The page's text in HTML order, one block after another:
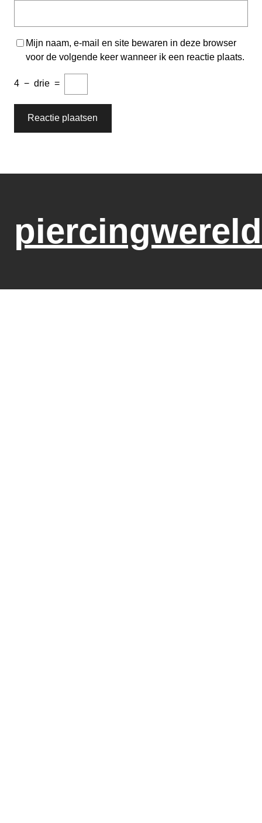
Mijn naam, e-mail en site bewaren in deze browser
voor de volgende keer wanneer ik een reactie plaats.
4 − drie =